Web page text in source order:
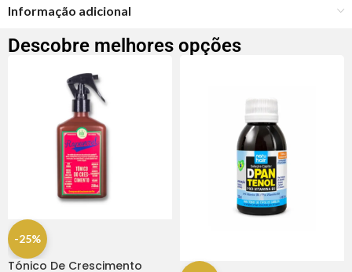
Informação adicional
Descobre melhores opções
-25%
Tónico De Crescimento